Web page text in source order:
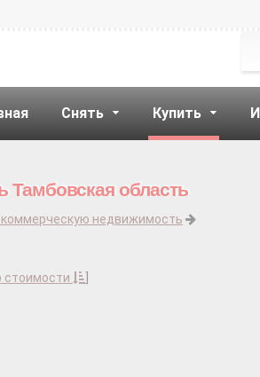
Снять Купить
Тамбовская область
коммерческую недвижимость
стоимости